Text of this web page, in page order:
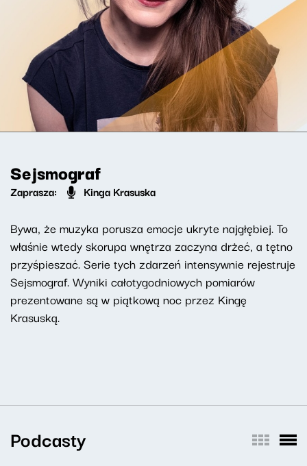
Sejsmograf
Zaprasza: Kinga Krasuska
Bywa, że muzyka porusza emocje ukryte najgłębiej. To
właśnie wtedy skorupa wnętrza zaczyna drżeć, a tętno
przyśpieszać. Serie tych zdarzeń intensywnie rejestruje
Sejsmograf. Wyniki całotygodniowych pomiarów
prezentowane są w piątkową noc przez Kingę
Krasuską.
Podcasty